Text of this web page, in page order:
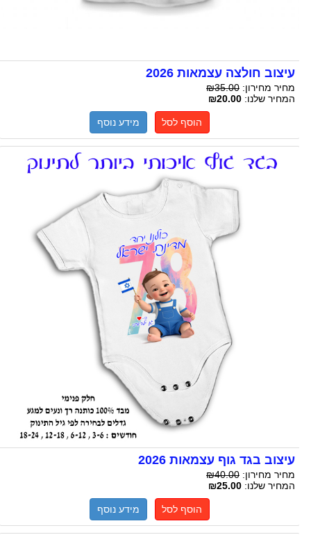
עיצוב חולצה עצמאות 2026
מחיר מחירון:₪35.00
המחיר שלנו:₪20.00
הוסף לסל מידע נוסף
עיצוב בגד גוף עצמאות 2026
מחיר מחירון:₪40.00
המחיר שלנו:₪25.00
הוסף לסל מידע נוסף